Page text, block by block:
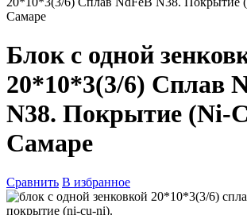
Самаре
Блок с одной
20*10*3(3/6) Сплав
N38. Покрытие (Ni-
Самаре
Сравнить В избранное